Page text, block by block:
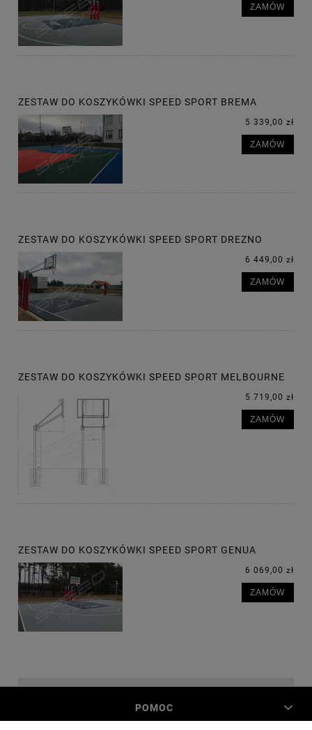
ZAMÓW
ZESTAW DO KOSZYKÓWKI SPEED SPORT BREMA
5 339,00 zł
ZAMÓW
ZESTAW DO KOSZYKÓWKI SPEED SPORT DREZNO
6 449,00 zł
ZAMÓW
ZESTAW DO KOSZYKÓWKI SPEED SPORT MELBOURNE
5 719,00 zł
ZAMÓW
ZESTAW DO KOSZYKÓWKI SPEED SPORT GENUA
6 069,00 zł
ZAMÓW
POMOC